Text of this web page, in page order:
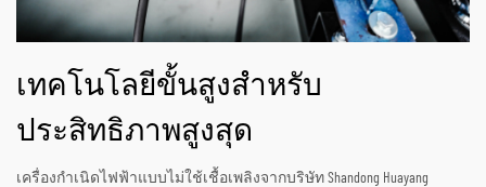
เทคโนโลยีขั้นสูงสำหรับ
ประสิทธิภาพสูงสุด
เครื่องกำเนิดไฟฟ้าแบบไม่ใช้เชื้อเพลิงจากบริษัท Shandong Huayang